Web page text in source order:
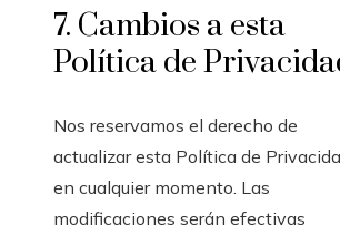
7. Cambios a esta
Política de
Nos reservamos el derecho de
actualizar esta Política de
en cualquier momento. Las
modificaciones serán efectivas